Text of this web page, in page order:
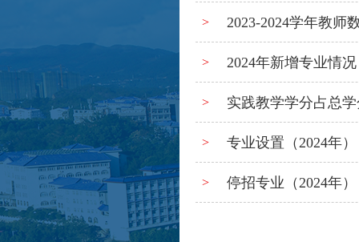
> 2023-2024学年教师
> 2024年新增专业情况
> 实践教学学分占总
> 专业设置（2024年）
> 停招专业（2024年）